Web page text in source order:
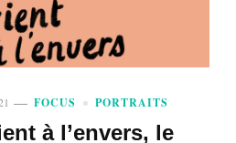
FOCUS PORTRAITS
à l’envers, le